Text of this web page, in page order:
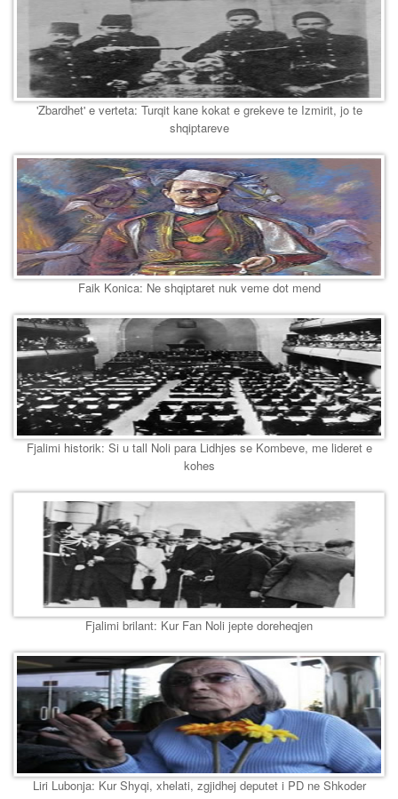
'Zbardhet' e verteta: Turqit kane kokat e grekeve te Izmirit, jo te
shqiptareve
Faik Konica: Ne shqiptaret nuk veme dot mend
Fjalimi historik: Si u tall Noli para Lidhjes se Kombeve, me lideret e
kohes
Fjalimi brilant: Kur Fan Noli jepte doreheqjen
Liri Lubonja: Kur Shyqi, xhelati, zgjidhej deputet i PD ne Shkoder